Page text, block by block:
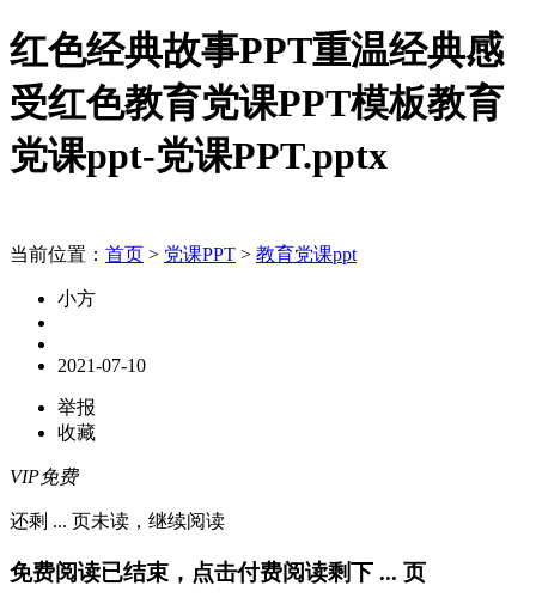
红色经典故事PPT重温经典感
受红色教育党课PPT模板教育
党课ppt-党课PPT.pptx
当前位置： 首页 > 党课PPT > 教育党课ppt
小方
2021-07-10
举报
收藏
VIP免费
还剩 ... 页未读， 继续阅读
免费阅读已结束，点击付费阅读剩下 ... 页